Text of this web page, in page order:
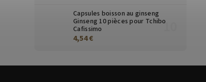
Capsules boisson au ginseng
Ginseng 10 pièces pour Tchibo
Cafissimo
4,54 €